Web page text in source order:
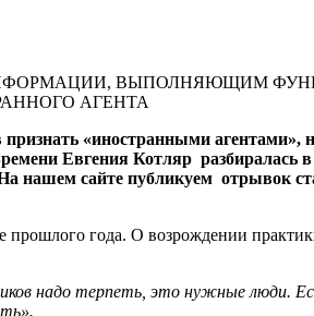
ВЫПОЛНЯЮЩИМ
АГЕНТА
«иностранными агентами»,
Евгения Котляр разбиралась
нашем сайте публикуем отрывок
года. О возрождении
надо терпеть, это нужные люди.